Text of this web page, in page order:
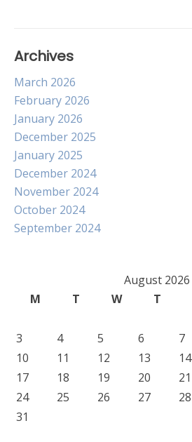
Archives
March 2026
February 2026
January 2026
December 2025
January 2025
December 2024
November 2024
October 2024
September 2024
August 2026
M
T W T
3
4 5 6 7
10
11 12 13 14
17
18 19 20 21
24
25 26 27 28
31